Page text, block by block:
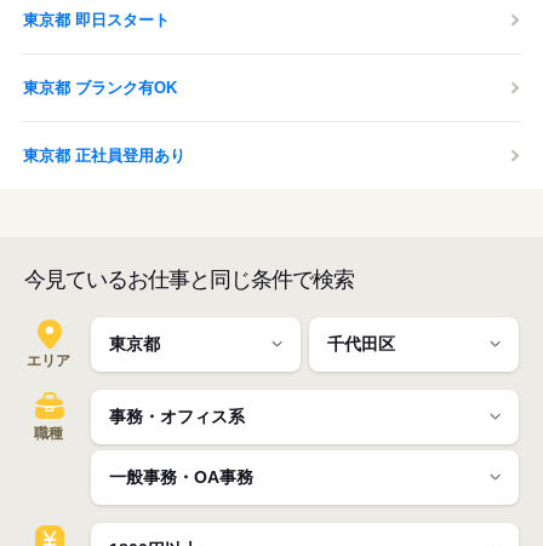
東京都 即日スタート
東京都 ブランク有OK
東京都 正社員登用あり
今見ているお仕事と同じ条件で検索
エリア
職種